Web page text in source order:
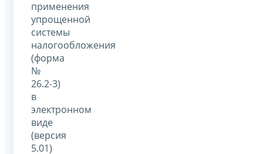
применения
упрощенной
системы
налогообложения
(форма
№
26.2-3)
в
электронном
виде
(версия
5.01)